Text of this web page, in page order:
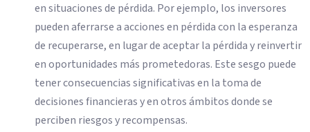
en situaciones de pérdida. Por ejemplo, los inversores
pueden aferrarse a acciones en pérdida con la esperanza
de recuperarse, en lugar de aceptar la pérdida y reinvertir
en oportunidades más prometedoras. Este sesgo puede
tener consecuencias significativas en la toma de
decisiones financieras y en otros ámbitos donde se
perciben riesgos y recompensas.